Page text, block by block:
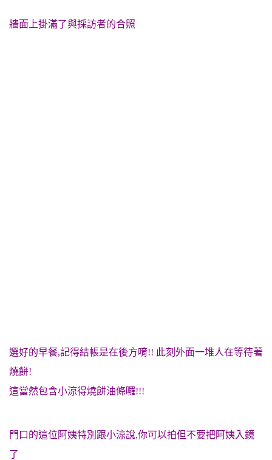
牆面上掛滿了與採訪者的合照
選好的早餐,記得結帳是在後方唷!! 此刻外面一堆人在等待著
燒餅!
這當然包含小涼得燒餅油條囉!!!
門口的這位阿姨特別跟小涼說,你可以拍但不要把阿姨入鏡
了